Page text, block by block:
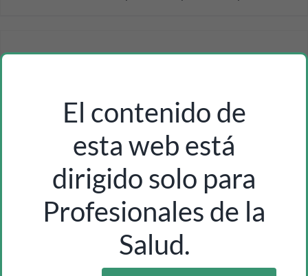
El contenido de
esta web está
dirigido solo para
Profesionales de la
Salud.